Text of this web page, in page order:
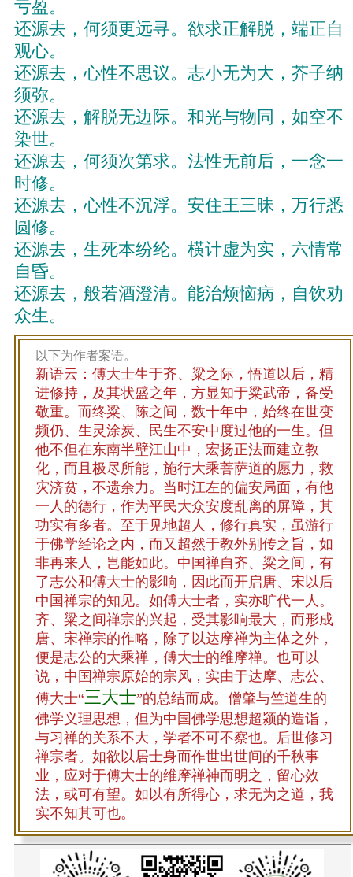
亏盈。
还源去，何须更远寻。欲求正解脱，端正自
观心。
还源去，心性不思议。志小无为大，芥子纳
须弥。
还源去，解脱无边际。和光与物同，如空不
染世。
还源去，何须次第求。法性无前后，一念一
时修。
还源去，心性不沉浮。安住王三昧，万行悉
圆修。
还源去，生死本纷纶。横计虚为实，六情常
自昏。
还源去，般若酒澄清。能治烦恼病，自饮劝
众生。
以下为作者案语。
新语云：傅大士生于齐、粱之际，悟道以后，精
进修持，及其状盛之年，方显知于粱武帝，备受
敬重。而终粱、陈之间，数十年中，始终在世变
频仍、生灵涂炭、民生不安中度过他的一生。但
他不但在东南半壁江山中，宏扬正法而建立教
化，而且极尽所能，施行大乘菩萨道的愿力，救
灾济贫，不遗余力。当时江左的偏安局面，有他
一人的德行，作为平民大众安度乱离的屏障，其
功实有多者。至于见地超人，修行真实，虽游行
于佛学经论之内，而又超然于教外别传之旨，如
非再来人，岂能如此。中国禅自齐、粱之间，有
了志公和傅大士的影响，因此而开启唐、宋以后
中国禅宗的知见。如傅大士者，实亦旷代一人。
齐、粱之间禅宗的兴起，受其影响最大，而形成
唐、宋禅宗的作略，除了以达摩禅为主体之外，
便是志公的大乘禅，傅大士的维摩禅。也可以
说，中国禅宗原始的宗风，实由于达摩、志公、
傅大士“三大士”的总结而成。僧肇与竺道生的
佛学义理思想，但为中国佛学思想超颍的造诣，
与习禅的关系不大，学者不可不察也。后世修习
禅宗者。如欲以居士身而作世出世间的千秋事
业，应对于傅大士的维摩禅神而明之，留心效
法，或可有望。如以有所得心，求无为之道，我
实不知其可也。